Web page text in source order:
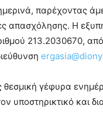
παρέχοντας
απασχόλησης. Η
213.2030670,
θεσμική γέφυρα
υποστηρικτικό και